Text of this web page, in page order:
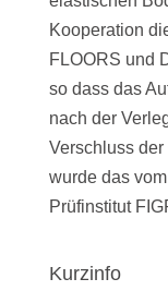
Kooperation
FLOORS und
so dass das
nach der
Verschluss
wurde das
Prüfinstitut
Kurzinfo